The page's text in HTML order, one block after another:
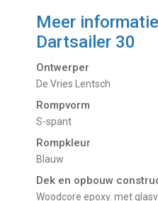
Meer
Dartsailer 30
Ontwerper
De Vries Lentsch
Rompvorm
S-spant
Rompkleur
Blauw
Dek en opbouw
Woodcore epoxy. met